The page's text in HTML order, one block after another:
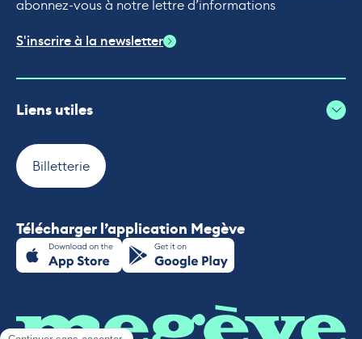
abonnez-vous à notre lettre d’informations
S'inscrire à la newsletter
Liens utiles
Billetterie
Télécharger l’application Megève